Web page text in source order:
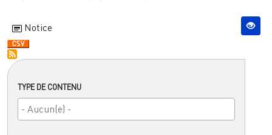
TYPE DE CONTENU
Notice